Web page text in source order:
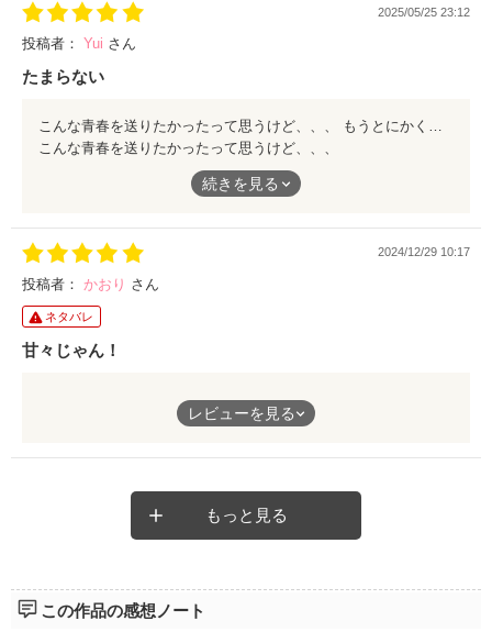
2025/05/25 23:12
投稿者： Yui さん
たまらない
こんな青春を送りたかったって思うけど、、、 もうとにかく遥がかっこよすぎる、、心の声が全てドンピシャ。好きすぎる。心の声がどれだけ聞こえていいのかとか想像してしまいました！いい本見つけれて最高❤︎
こんな青春を送りたかったって思うけど、、、
もうとにかく遥がかっこよすぎる、、心の声が全てドンピシャ。
好きすぎる。心の声がどれだけ聞こえていいのかとか想像してし
続きを見る
2024/12/29 10:17
投稿者： かおり さん
ネタバレ
甘々じゃん！
遥が胡桃に溺愛してるのがいい！
胡桃のために勝負してるのがかっこよかった！
レビューを見る
もっと見る
この作品の感想ノート